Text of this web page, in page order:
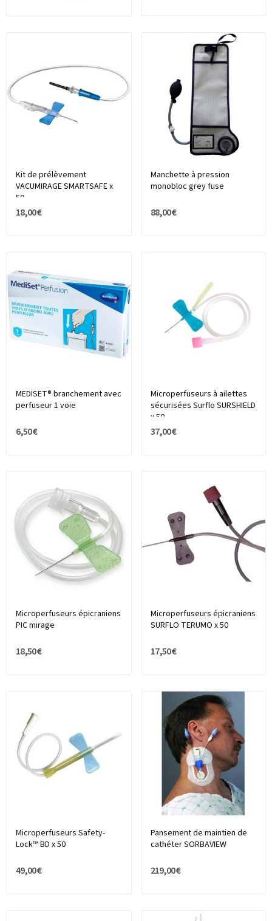
Kit de prélèvement
VACUMIRAGE SMARTSAFE x
50
18,00 €
Manchette à pression
monobloc grey fuse
88,00 €
MEDISET® branchement avec
perfuseur 1 voie
6,50 €
Microperfuseurs à ailettes
sécurisées Surflo SURSHIELD
x 50
37,00 €
Microperfuseurs épicraniens
PIC mirage
18,50 €
Microperfuseurs épicraniens
SURFLO TERUMO x 50
17,50 €
Microperfuseurs Safety-
Lock™ BD x 50
49,00 €
Pansement de maintien de
cathéter SORBAVIEW
219,00 €